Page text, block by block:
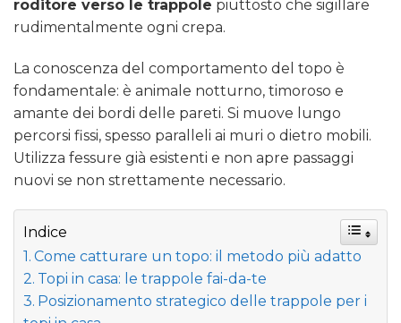
roditore verso le trappole piuttosto che sigillare
rudimentalmente ogni crepa.
La conoscenza del comportamento del topo è
fondamentale: è animale notturno, timoroso e
amante dei bordi delle pareti. Si muove lungo
percorsi fissi, spesso paralleli ai muri o dietro mobili.
Utilizza fessure già esistenti e non apre passaggi
nuovi se non strettamente necessario.
Indice
Come catturare un topo: il metodo più adatto
Topi in casa: le trappole fai-da-te
Posizionamento strategico delle trappole per i